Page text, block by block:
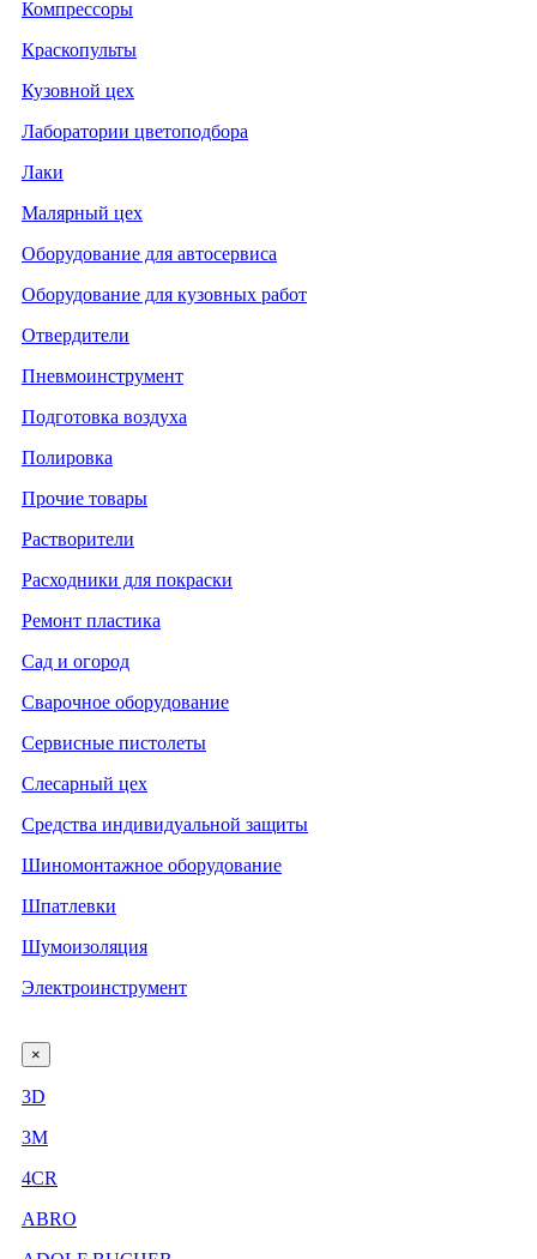
Компрессоры
Краскопульты
Кузовной цех
Лаборатории цветоподбора
Лаки
Малярный цех
Оборудование для автосервиса
Оборудование для кузовных работ
Отвердители
Пневмоинструмент
Подготовка воздуха
Полировка
Прочие товары
Растворители
Расходники для покраски
Ремонт пластика
Сад и огород
Сварочное оборудование
Сервисные пистолеты
Слесарный цех
Средства индивидуальной защиты
Шиномонтажное оборудование
Шпатлевки
Шумоизоляция
Электроинструмент
×
3D
3М
4CR
ABRO